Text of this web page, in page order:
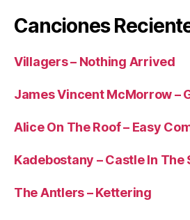
Canciones
Villagers – Nothing Arrived
James Vincent McMorrow –
Alice On The Roof – Easy
Kadebostany – Castle In The
The Antlers – Kettering